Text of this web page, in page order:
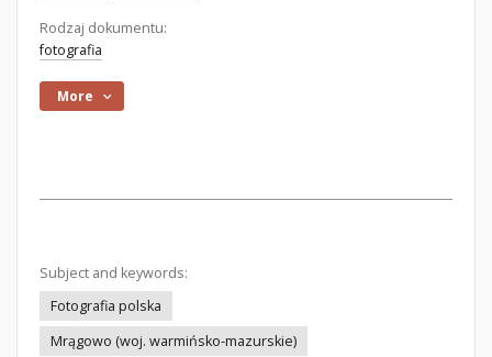
Rodzaj dokumentu:
fotografia
More
Subject and keywords:
Fotografia polska
Mrągowo (woj. warmińsko-mazurskie)